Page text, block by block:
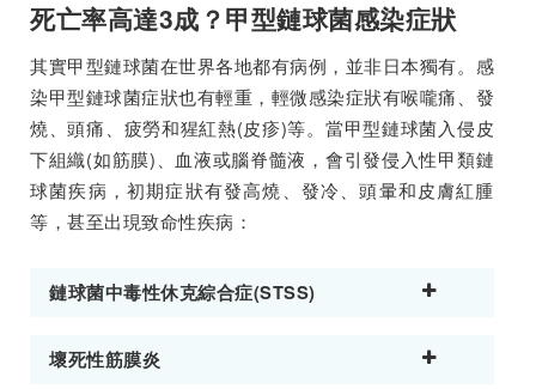
死亡率高達3成？甲型鏈球菌感染症狀
其實甲型鏈球菌在世界各地都有病例，並非日本獨有。感
染甲型鏈球菌症狀也有輕重，輕微感染症狀有喉嚨痛、發
燒、頭痛、疲勞和猩紅熱(皮疹)等。當甲型鏈球菌入侵皮
下組織(如筋膜)、血液或腦脊髓液，會引發侵入性甲類鏈
球菌疾病，初期症狀有發高燒、發冷、頭暈和皮膚紅腫
等，甚至出現致命性疾病：
鏈球菌中毒性休克綜合症(STSS)
壞死性筋膜炎